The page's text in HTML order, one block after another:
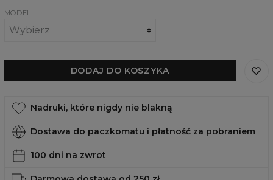
MODEL
DODAJ DO KOSZYKA
Nadruki, które nigdy nie blakną
Dostawa do paczkomatu i płatność za pobraniem
100 dni na zwrot